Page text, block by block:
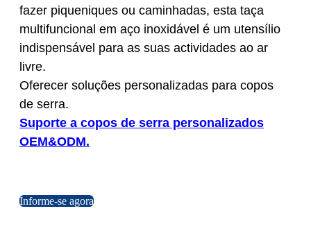
fazer piqueniques ou caminhadas, esta taça
multifuncional em aço inoxidável é um utensílio
indispensável para as suas actividades ao ar
livre.
Oferecer soluções personalizadas para copos
de serra.
Suporte a copos de serra personalizados
OEM&ODM.
Informe-se agora